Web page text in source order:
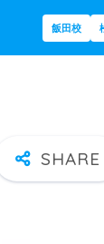
飯田校